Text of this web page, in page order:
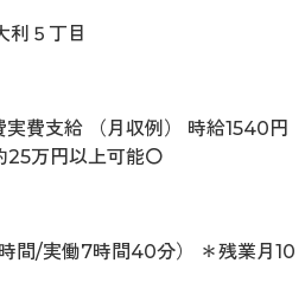
利５丁目
費支給 （月収例） 時給1540円
25万円以上可能〇
間/実働7時間40分） ＊残業月10